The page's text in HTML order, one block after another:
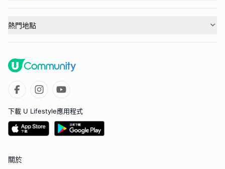
熱門地點
下載 U Lifestyle應用程式
關於